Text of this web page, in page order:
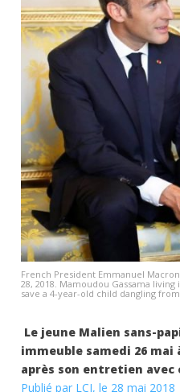
French President Emmanuel
28, 2018. Mamoudou Gassama
save a 4-year-old child dangling
Le jeune Malien sans-
immeuble samedi 26
après son entretien avec
Publié par LCI, le 28 mai 2018